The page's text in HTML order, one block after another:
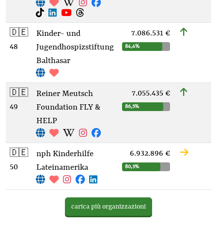
🇩🇪
48
Kinder- und
Jugendhospizstiftung
Balthasar
7.086.531 €
84,4%
🇩🇪
49
Reiner Meutsch
Foundation FLY &
HELP
7.055.435 €
86,5%
🇩🇪
50
nph Kinderhilfe
Lateinamerika
6.932.896 €
80,3%
carica più organizzazioni